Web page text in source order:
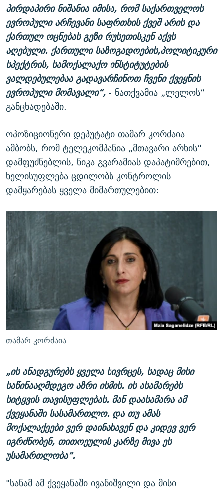
პირდაპირი ნიშანია იმისა, რომ საქართველოს
ევროპული არჩევანი საფრთხის ქვეშ არის და
ქართულ ოცნებას გეზი რუსეთისკენ აქვს
აღებული. ქართული საზოგადოების,პოლიტიკური
სპექტრის, სამოქალაქო ინსტიტუტების
ვალდებულებაა გადავარჩინოთ ჩვენი ქვეყნის
ევროპული მომავალი“,- ნათქვამია „ლელოს“
განცხადებაში.
ოპოზიციონერი დეპუტატი თამარ კორძაია
ამბობს, რომ ტელეკომპანია „მთავარი არხის“
დამფუძნებლის, ნიკა გვარამიას დაპატიმრებით,
ხელისუფლება ცდილობს კონტროლის
დამყარებას ყველა მიმართულებით:
თამარ კორძაია
„ის ანადგურებს ყველა სივრცეს, სადაც მისი
საწინააღმდეგო აზრი ისმის. ის ასამარებს
სიტყვის თავისუფლებას. მან დაასამარა ამ
ქვეყანაში სასამართლო. და თუ ამას
მოქალაქეები ვერ დაინახავენ და კიდევ ვერ
იგრძნობენ, თითოეულის კარზე მივა ეს
უსამართლობა“.
"სანამ ამ ქვეყანაში ივანიშვილი და მისი